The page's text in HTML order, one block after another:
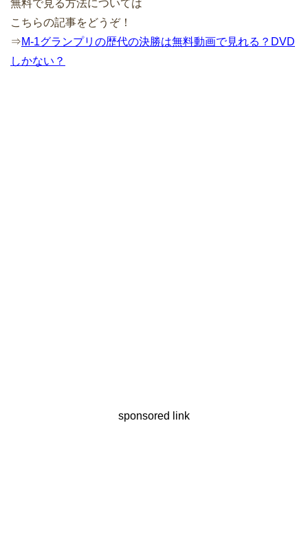
無料で見る方法については
こちらの記事をどうぞ！
⇒M-1グランプリの歴代の決勝は無料動画で見れる？DVD
しかない？
sponsored link